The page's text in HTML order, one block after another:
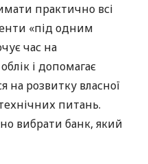
практично всі
«під одним
час на
і допомагає
розвитку власної
питань.
вибрати банк, який